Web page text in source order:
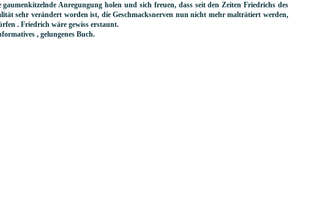
Anregungung holen und sich freuen, dass seit den Zeiten Friedrichs des
sehr verändert worden ist, die Geschmacksnerven nun nicht mehr malträtiert werden,
. Friedrich wäre gewiss erstaunt.
, gelungenes Buch.